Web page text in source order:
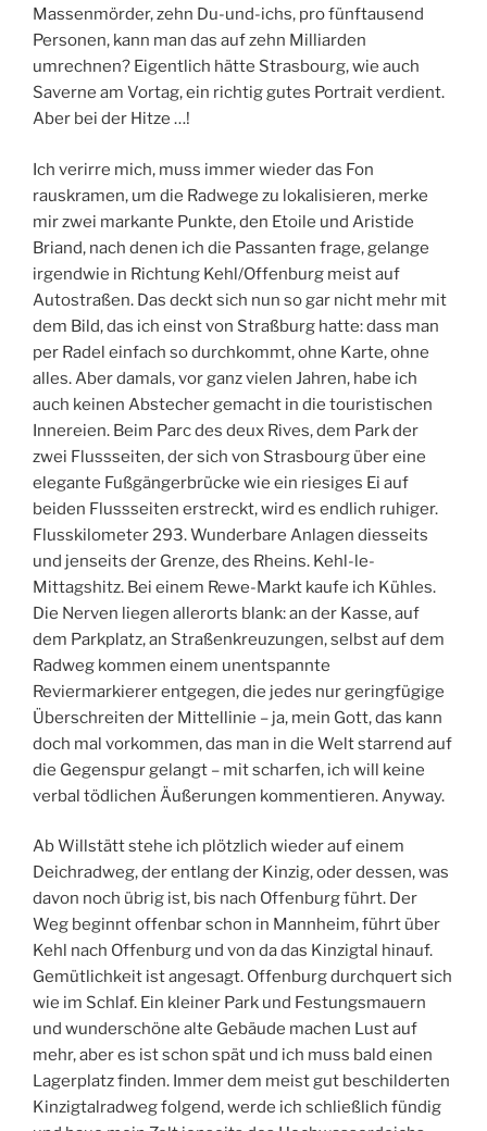
Massenmörder, zehn Du-und-ichs, pro fünftausend
Personen, kann man das auf zehn Milliarden
umrechnen? Eigentlich hätte Strasbourg, wie auch
Saverne am Vortag, ein richtig gutes Portrait verdient.
Aber bei der Hitze …!
Ich verirre mich, muss immer wieder das Fon
rauskramen, um die Radwege zu lokalisieren, merke
mir zwei markante Punkte, den Etoile und Aristide
Briand, nach denen ich die Passanten frage, gelange
irgendwie in Richtung Kehl/Offenburg meist auf
Autostraßen. Das deckt sich nun so gar nicht mehr mit
dem Bild, das ich einst von Straßburg hatte: dass man
per Radel einfach so durchkommt, ohne Karte, ohne
alles. Aber damals, vor ganz vielen Jahren, habe ich
auch keinen Abstecher gemacht in die touristischen
Innereien. Beim Parc des deux Rives, dem Park der
zwei Flussseiten, der sich von Strasbourg über eine
elegante Fußgängerbrücke wie ein riesiges Ei auf
beiden Flussseiten erstreckt, wird es endlich ruhiger.
Flusskilometer 293. Wunderbare Anlagen diesseits
und jenseits der Grenze, des Rheins. Kehl-le-
Mittagshitz. Bei einem Rewe-Markt kaufe ich Kühles.
Die Nerven liegen allerorts blank: an der Kasse, auf
dem Parkplatz, an Straßenkreuzungen, selbst auf dem
Radweg kommen einem unentspannte
Reviermarkierer entgegen, die jedes nur geringfügige
Überschreiten der Mittellinie – ja, mein Gott, das kann
doch mal vorkommen, das man in die Welt starrend auf
die Gegenspur gelangt – mit scharfen, ich will keine
verbal tödlichen Äußerungen kommentieren. Anyway.
Ab Willstätt stehe ich plötzlich wieder auf einem
Deichradweg, der entlang der Kinzig, oder dessen, was
davon noch übrig ist, bis nach Offenburg führt. Der
Weg beginnt offenbar schon in Mannheim, führt über
Kehl nach Offenburg und von da das Kinzigtal hinauf.
Gemütlichkeit ist angesagt. Offenburg durchquert sich
wie im Schlaf. Ein kleiner Park und Festungsmauern
und wunderschöne alte Gebäude machen Lust auf
mehr, aber es ist schon spät und ich muss bald einen
Lagerplatz finden. Immer dem meist gut beschilderten
Kinzigtalradweg folgend, werde ich schließlich fündig